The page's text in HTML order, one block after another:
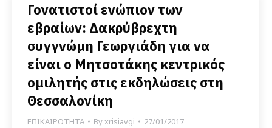
Γονατιστοί ενώπιον των
εβραίων: Δακρύβρεχτη
συγγνώμη Γεωργιάδη για να
είναι ο Μητσοτάκης κεντρικός
ομιλητής στις εκδηλώσεις στη
Θεσσαλονίκη
ΕΠΙΚΑΙΡΟΤΗΤΑ Byxrisiavgi 27/01/2017